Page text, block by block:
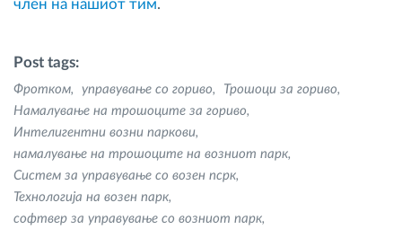
член на нашиот тим.
Post tags:
Фротком управување со гориво
Трошоци за гориво
Намалување на трошоците за гориво
Интелигентни возни паркови
намалување на трошоците на возниот парк
Систем за управување со возен псрк
Технологија на возен парк
софтвер за управување со возниот парк